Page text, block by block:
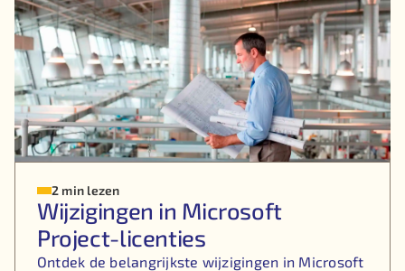
2 min lezen
Wijzigingen in Microsoft
Project-licenties
Ontdek de belangrijkste wijzigingen in Microsoft